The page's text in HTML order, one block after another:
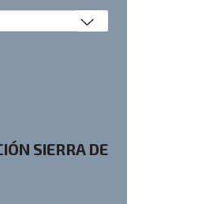
SIERRA DE